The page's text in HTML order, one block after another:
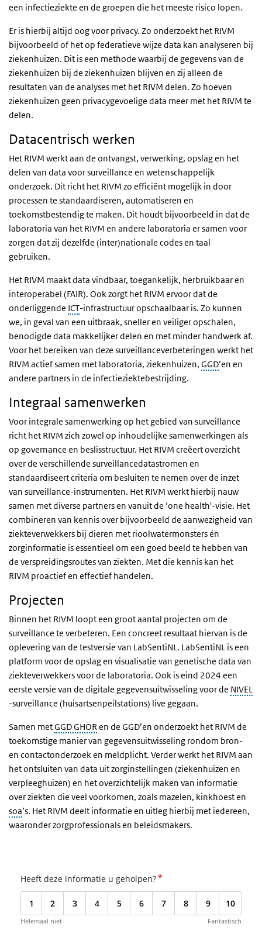
een infectieziekte en de groepen die het meeste risico lopen.
Er is hierbij altijd oog voor privacy. Zo onderzoekt het RIVM
bijvoorbeeld of het op federatieve wijze data kan analyseren bij
ziekenhuizen. Dit is een methode waarbij de gegevens van de
ziekenhuizen bij de ziekenhuizen blijven en zij alleen de
resultaten van de analyses met het RIVM delen. Zo hoeven
ziekenhuizen geen privacygevoelige data meer met het RIVM te
delen.
Datacentrisch werken
Het RIVM werkt aan de ontvangst, verwerking, opslag en het
delen van data voor surveillance en wetenschappelijk
onderzoek. Dit richt het RIVM zo efficiënt mogelijk in door
processen te standaardiseren, automatiseren en
toekomstbestendig te maken. Dit houdt bijvoorbeeld in dat de
laboratoria van het RIVM en andere laboratoria er samen voor
zorgen dat zij dezelfde (inter)nationale codes en taal
gebruiken.
Het RIVM maakt data vindbaar, toegankelijk, herbruikbaar en
interoperabel (FAIR). Ook zorgt het RIVM ervoor dat de
onderliggende ICT-infrastructuur opschaalbaar is. Zo kunnen
we, in geval van een uitbraak, sneller en veiliger opschalen,
benodigde data makkelijker delen en met minder handwerk af.
Voor het bereiken van deze surveillanceverbeteringen werkt het
RIVM actief samen met laboratoria, ziekenhuizen, GGD’en en
andere partners in de infectieziektebestrijding.
Integraal samenwerken
Voor integrale samenwerking op het gebied van surveillance
richt het RIVM zich zowel op inhoudelijke samenwerkingen als
op governance en beslisstructuur. Het RIVM creëert overzicht
over de verschillende surveillancedatastromen en
standaardiseert criteria om besluiten te nemen over de inzet
van surveillance-instrumenten. Het RIVM werkt hierbij nauw
samen met diverse partners en vanuit de ‘one health'-visie. Het
combineren van kennis over bijvoorbeeld de aanwezigheid van
ziekteverwekkers bij dieren met rioolwatermonsters én
zorginformatie is essentieel om een goed beeld te hebben van
de verspreidingsroutes van ziekten. Met die kennis kan het
RIVM proactief en effectief handelen.
Projecten
Binnen het RIVM loopt een groot aantal projecten om de
surveillance te verbeteren. Een concreet resultaat hiervan is de
oplevering van de testversie van LabSentiNL. LabSentiNL is een
platform voor de opslag en visualisatie van genetische data van
ziekteverwekkers voor de laboratoria. Ook is eind 2024 een
eerste versie van de digitale gegevensuitwisseling voor de NIVEL
-surveillance (huisartsenpeilstations) live gegaan.
Samen metGGD GHORen de GGD’en onderzoekt het RIVM de
toekomstige manier van gegevensuitwisseling rondom bron-
en contactonderzoek en meldplicht. Verder werkt het RIVM aan
het ontsluiten van data uit zorginstellingen (ziekenhuizen en
verpleeghuizen) en het overzichtelijk maken van informatie
over ziekten die veel voorkomen, zoals mazelen, kinkhoest en
soa’s. Het RIVM deelt informatie en uitleg hierbij met iedereen,
waaronder zorgprofessionals en beleidsmakers.
Heeft deze informatie u geholpen?*
1 2 3 4 5 6 7 8 9 10
Helemaal niet Fantastisch